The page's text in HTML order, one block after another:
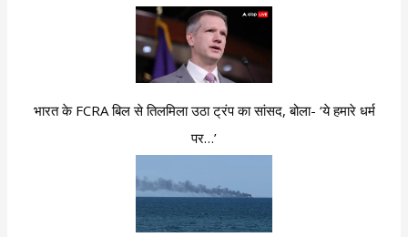
भारत के FCRA बिल से तिलमिला उठा ट्रंप का सांसद, बोला- ‘ये हमारे धर्म
पर…’